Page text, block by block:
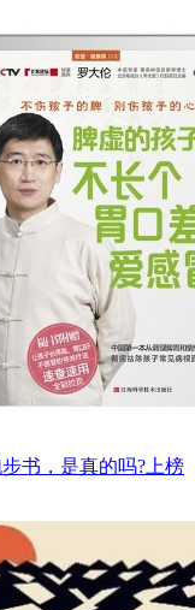
书，是真的吗?上榜